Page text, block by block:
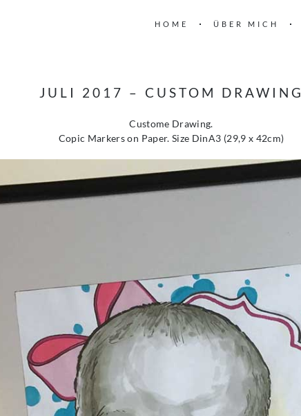
HOME ÜBER MICH
JULI 2017 – CUSTOM DRAWING
Custome Drawing.
Copic Markers on Paper. Size DinA3 (29,9 x 42cm)